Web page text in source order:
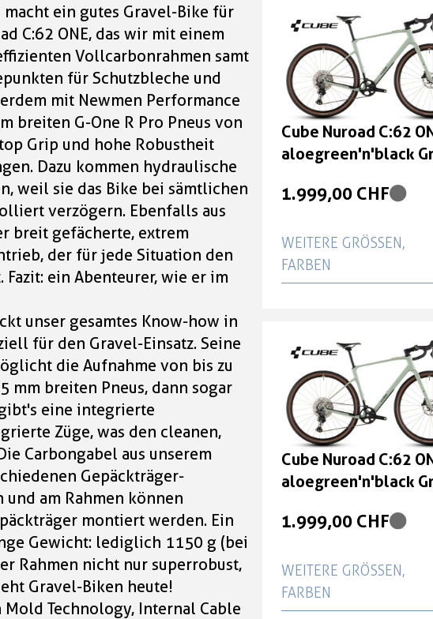
ein gutes Gravel-Bike für
C:62 ONE, das wir mit einem
Vollcarbonrahmen samt
für Schutzbleche und
mit Newmen Performance
breiten G-One R Pro Pneus von
Grip und hohe Robustheit
Dazu kommen hydraulische
weil sie das Bike bei sämtlichen
verzögern. Ebenfalls aus
breit gefächerte, extrem
der für jede Situation den
ein Abenteurer, wie er im
unser gesamtes Know-how in
für den Gravel-Einsatz. Seine
die Aufnahme von bis zu
mm breiten Pneus, dann sogar
eine integrierte
Züge, was den cleanen,
Carbongabel aus unserem
Gepäckträger-
am Rahmen können
montiert werden. Ein
Gewicht: lediglich 1150 g (bei
Rahmen nicht nur superrobust,
Gravel-Biken heute!
Mold Technology, Internal Cable
Cube Nuroad C:62
aloegreen'n'black
1.999,00 CHF
WEITERE GRÖSSEN, F
ARBEN
1.999,00 CHF
Cube Nuroad C:62
aloegreen'n'black
1.999,00 CHF
Cube Nuroad C:62
aloegreen'n'black
XL
1.999,00 CHF
Cube Nuroad C:62 ONE
Cube Nuroad C:62
aloegreen'n'black
1.999,00 CHF
WEITERE GRÖSSEN, F
ARBEN